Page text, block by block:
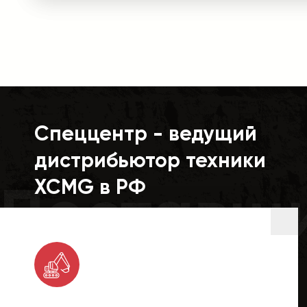
Спеццентр - ведущий
дистрибьютор техники
XCMG в РФ